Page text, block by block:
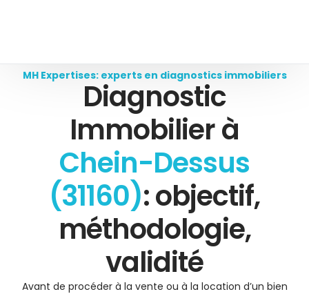
MH Expertises: experts en diagnostics immobiliers
Diagnostic
Immobilier à
Chein-Dessus
(31160): objectif,
méthodologie,
validité
Avant de procéder à la vente ou à la location d’un bien